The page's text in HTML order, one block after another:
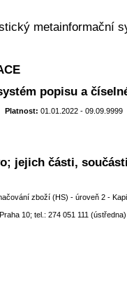
metainformační
popisu a
Platnost: 01.01.2022 - 09.09.9999
jejich části,
zboží (HS) - úroveň 2 -
10; tel.: 274 051 111 (ústředna)